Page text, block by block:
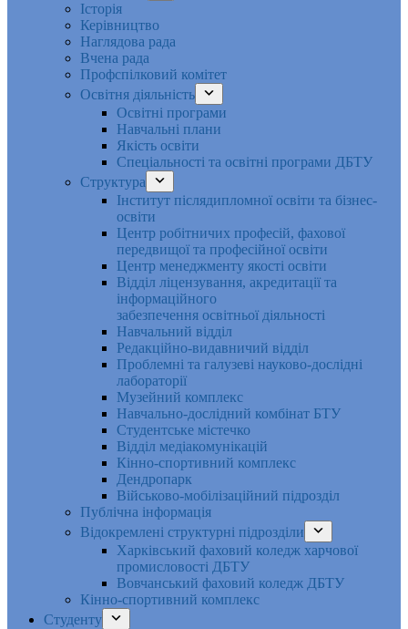
Історія
Керівництво
Наглядова рада
Вчена рада
Профспілковий комітет
Освітня діяльність
Освітні програми
Навчальні плани
Якість освіти
Спеціальності та освітні програми ДБТУ
Структура
Інститут післядипломної освіти та бізнес-
освіти
Центр робітничих професій, фахової
передвищої та професійної освіти
Центр менеджменту якості освіти
Відділ ліцензування, акредитації та
інформаційного
забезпечення освітньої діяльності
Навчальний відділ
Редакційно-видавничий відділ
Проблемні та галузеві науково-дослідні
лабораторії
Музейний комплекс
Навчально-дослідний комбінат БТУ
Студентське містечко
Відділ медіакомунікацій
Кінно-спортивний комплекс
Дендропарк
Військово-мобілізаційний підрозділ
Публічна інформація
Відокремлені структурні підрозділи
Харківський фаховий коледж харчової
промисловості ДБТУ
Вовчанський фаховий коледж ДБТУ
Кінно-спортивний комплекс
Студенту